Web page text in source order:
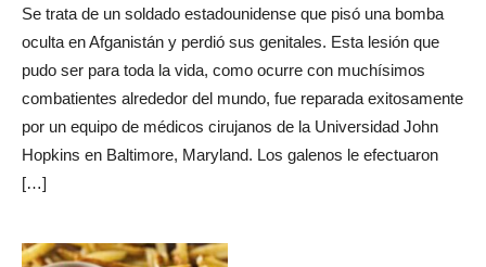
Se trata de un soldado estadounidense que pisó una bomba
oculta en Afganistán y perdió sus genitales. Esta lesión que
pudo ser para toda la vida, como ocurre con muchísimos
combatientes alrededor del mundo, fue reparada exitosamente
por un equipo de médicos cirujanos de la Universidad John
Hopkins en Baltimore, Maryland. Los galenos le efectuaron
[…]